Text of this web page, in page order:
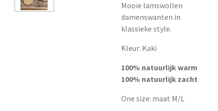
Mooie lamswollen
damenswanten in
klassieke style.
Kleur: Kaki
100% natuurlijk warm
100% natuurlijk zacht
One size: maat M/L